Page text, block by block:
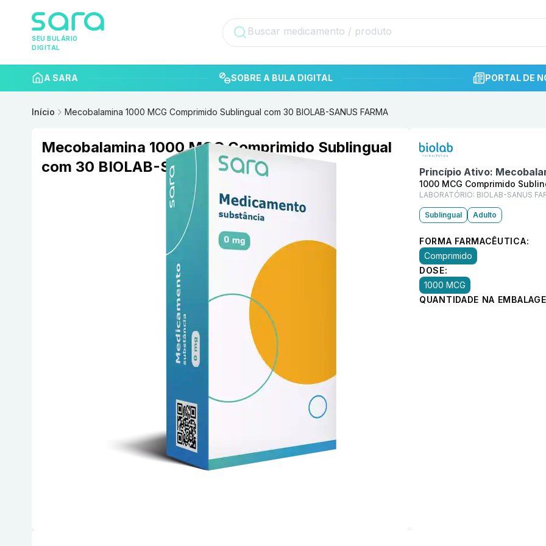
SEU BULÁRIO
DIGITAL
A SARA SOBRE A BULA DIGITAL PORTAL DE
Início Mecobalamina 1000 MCG Comprimido Sublingual com 30 BIOLAB-SANUS FARMA
Mecobalamina 1000 MCG Comprimido Sublingual
com 30 BIOLAB-SANUS FARMA
Princípio Ativo:
1000 MCG Comprimido
LABORATÓRIO: BIOLAB-SANUS
Sublingual Adulto
FORMA FARMACÊUTICA:
Comprimido
DOSE:
1000 MCG
QUANTIDADE NA